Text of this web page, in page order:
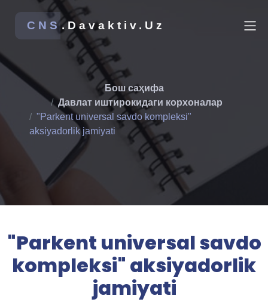
CNS .Davaktiv.Uz
Бош саҳифа
Давлат иштирокидаги корхоналар
"Parkent universal savdo kompleksi"
aksiyadorlik jamiyati
"Parkent universal savdo
kompleksi" aksiyadorlik
jamiyati